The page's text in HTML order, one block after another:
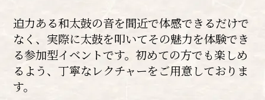
迫力ある和太鼓の音を間近で体感できるだけで
なく、実際に太鼓を叩いてその魅力を体験でき
る参加型イベントです。初めての方でも楽しめ
るよう、丁寧なレクチャーをご用意しておりま
す。